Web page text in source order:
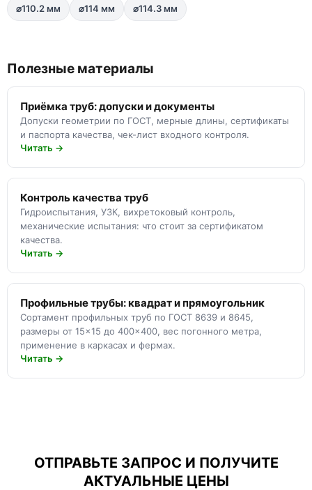
⌀110.2 мм ⌀114 мм ⌀114.3 мм
Полезные материалы
Приёмка труб: допуски и документы
Допуски геометрии по ГОСТ, мерные длины, сертификаты
и паспорта качества, чек-лист входного контроля.
Читать →
Контроль качества труб
Гидроиспытания, УЗК, вихретоковый контроль,
механические испытания: что стоит за сертификатом
качества.
Читать →
Профильные трубы: квадрат и прямоугольник
Сортамент профильных труб по ГОСТ 8639 и 8645,
размеры от 15×15 до 400×400, вес погонного метра,
применение в каркасах и фермах.
Читать →
ОТПРАВЬТЕ ЗАПРОС И ПОЛУЧИТЕ
АКТУАЛЬНЫЕ ЦЕНЫ